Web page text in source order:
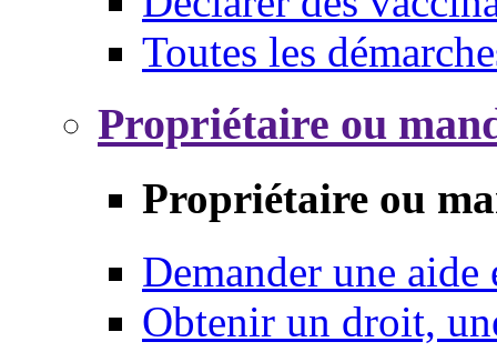
Toutes les
Propriétaire ou
Propriétaire ou
Demander une aide
Obtenir un droit,